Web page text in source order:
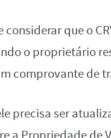
que o
o proprietário
comprovante de
precisa ser